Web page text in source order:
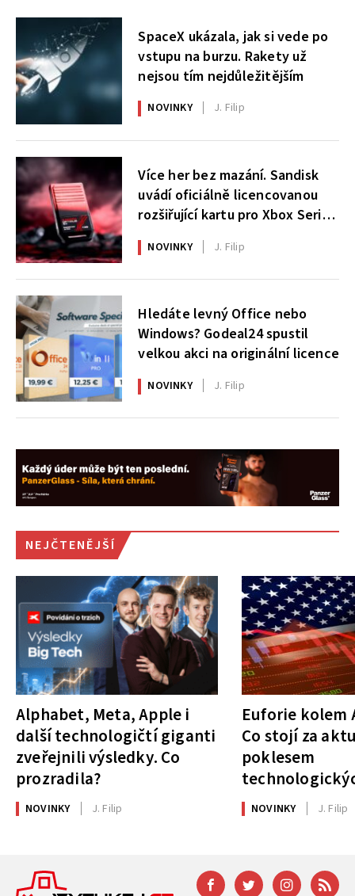
SpaceX ukázala, jak si vede po
vstupu na burzu. Rakety už
nejsou tím nejdůležitějším
NOVINKY J. Filip
Více her bez mazání. Sandisk
uvádí oficiálně licencovanou
rozšiřující kartu pro Xbox Series
X|S
NOVINKY J. Filip
Hledáte levný Office nebo
Windows? Godeal24 spustil
velkou akci na originální licence
NOVINKY J. Filip
NEJČTENĚJŠÍ
Alphabet, Meta, Apple i
další technologičtí giganti
zveřejnili výsledky. Co
prozradila?
NOVINKY J. Filip
Euforie kolem
Co stojí za
poklesem
NOVINKY J. Filip